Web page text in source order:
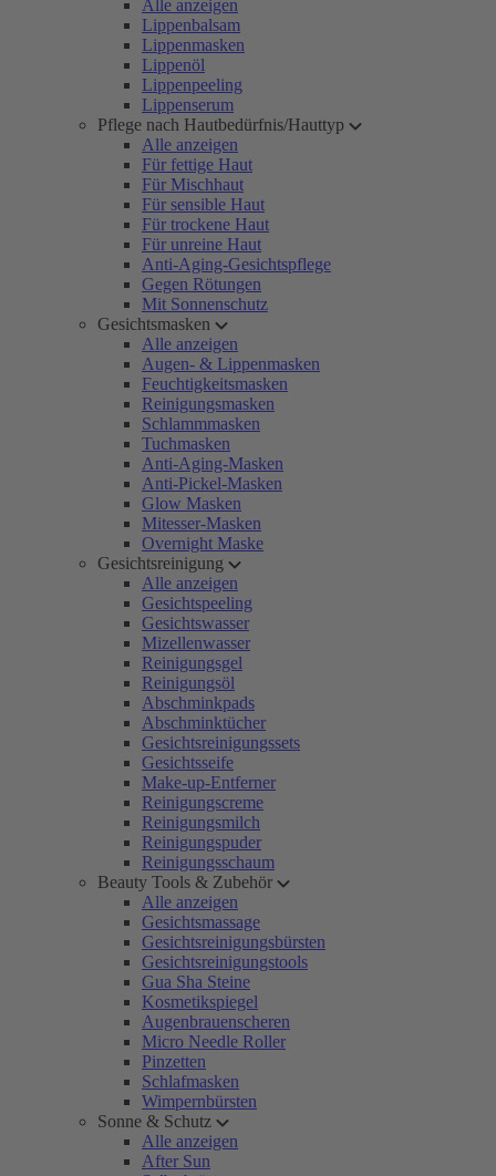
Alle anzeigen
Lippenbalsam
Lippenmasken
Lippenöl
Lippenpeeling
Lippenserum
Pflege nach Hautbedürfnis/Hauttyp
Alle anzeigen
Für fettige Haut
Für Mischhaut
Für sensible Haut
Für trockene Haut
Für unreine Haut
Anti-Aging-Gesichtspflege
Gegen Rötungen
Mit Sonnenschutz
Gesichtsmasken
Alle anzeigen
Augen- & Lippenmasken
Feuchtigkeitsmasken
Reinigungsmasken
Schlammmasken
Tuchmasken
Anti-Aging-Masken
Anti-Pickel-Masken
Glow Masken
Mitesser-Masken
Overnight Maske
Gesichtsreinigung
Alle anzeigen
Gesichtspeeling
Gesichtswasser
Mizellenwasser
Reinigungsgel
Reinigungsöl
Abschminkpads
Abschminktücher
Gesichtsreinigungssets
Gesichtsseife
Make-up-Entferner
Reinigungscreme
Reinigungsmilch
Reinigungspuder
Reinigungsschaum
Beauty Tools & Zubehör
Alle anzeigen
Gesichtsmassage
Gesichtsreinigungsbürsten
Gesichtsreinigungstools
Gua Sha Steine
Kosmetikspiegel
Augenbrauenscheren
Micro Needle Roller
Pinzetten
Schlafmasken
Wimpernbürsten
Sonne & Schutz
Alle anzeigen
After Sun